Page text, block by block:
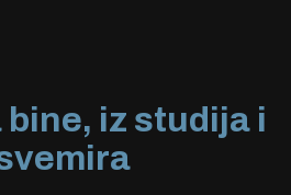
iz studija i